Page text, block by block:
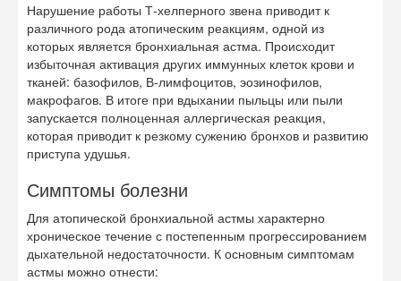
Нарушение работы Т-хелперного звена приводит к
различного рода атопическим реакциям, одной из
которых является бронхиальная астма. Происходит
избыточная активация других иммунных клеток крови и
тканей: базофилов, В-лимфоцитов, эозинофилов,
макрофагов. В итоге при вдыхании пыльцы или пыли
запускается полноценная аллергическая реакция,
которая приводит к резкому сужению бронхов и развитию
приступа удушья.
Симптомы болезни
Для атопической бронхиальной астмы характерно
хроническое течение с постепенным прогрессированием
дыхательной недостаточности. К основным симптомам
астмы можно отнести: